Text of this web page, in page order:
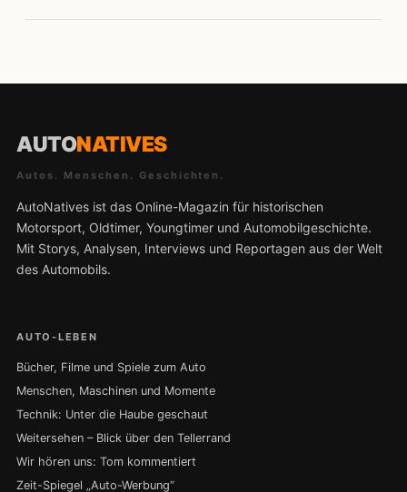
AUTONATIVES
Autos. Menschen. Geschichten.
AutoNatives ist das Online-Magazin für historischen
Motorsport, Oldtimer, Youngtimer und Automobilgeschichte.
Mit Storys, Analysen, Interviews und Reportagen aus der Welt
des Automobils.
AUTO-LEBEN
Bücher, Filme und Spiele zum Auto
Menschen, Maschinen und Momente
Technik: Unter die Haube geschaut
Weitersehen – Blick über den Tellerrand
Wir hören uns: Tom kommentiert
Zeit-Spiegel „Auto-Werbung“